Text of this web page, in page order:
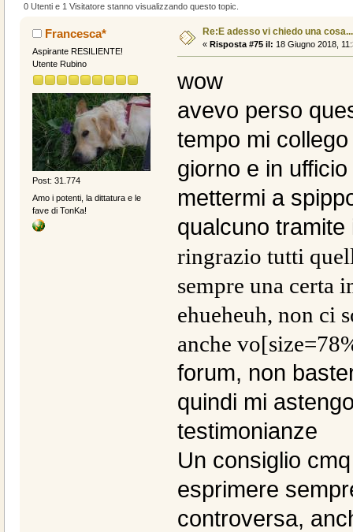
0 Utenti e 1 Visitatore stanno visualizzando questo topic.
Francesca*
Aspirante RESILIENTE!
Utente Rubino
Post: 31.774
Amo i potenti, la dittatura e le
fave di TonKa!
Re:E adesso vi chiedo una
« Risposta #75 il: 18 Giugno 2018,
wow
avevo perso
tempo mi
giorno e in
mettermi a
qualcuno tramite
ringrazio tutti
sempre una certa
ehueheuh, non ci
anche vo
forum, non
quindi mi
testimonianze
Un consiglio
esprimere
controversa,